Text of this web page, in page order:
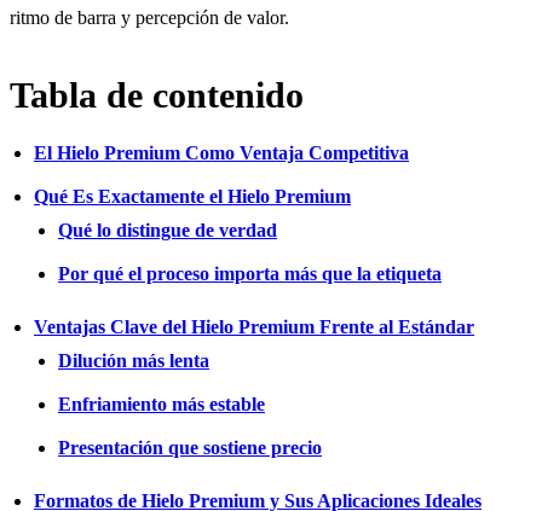
ritmo de barra y percepción de valor.
Tabla de contenido
El Hielo Premium Como Ventaja Competitiva
Qué Es Exactamente el Hielo Premium
Qué lo distingue de verdad
Por qué el proceso importa más que la etiqueta
Ventajas Clave del Hielo Premium Frente al Estándar
Dilución más lenta
Enfriamiento más estable
Presentación que sostiene precio
Formatos de Hielo Premium y Sus Aplicaciones Ideales